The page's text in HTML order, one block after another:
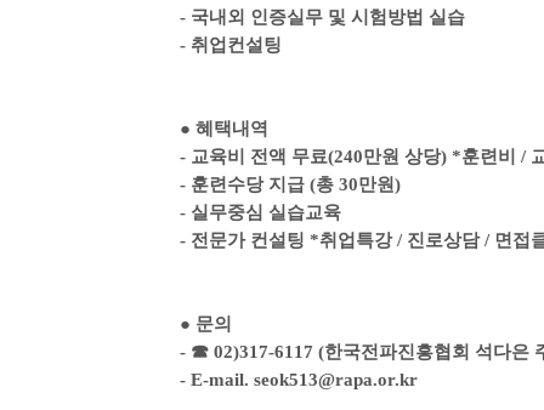
- 국내외 인증실무 및 시험방법 실습
- 취업컨설팅
● 혜택내역
- 교육비 전액 무료(240만원 상당) *훈련비 /
- 훈련수당 지급 (총 30만원)
- 실무중심 실습교육
- 전문가 컨설팅 *취업특강/ 진로상담/ 면접
● 문의
- ☎ 02)317-6117 (한국전파진흥협회 석다은
- E-mail. seok513@rapa.or.kr